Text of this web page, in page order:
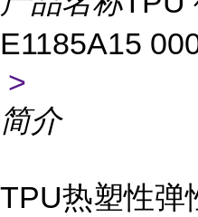
E1185A15
>
简介
TPU热塑性弹